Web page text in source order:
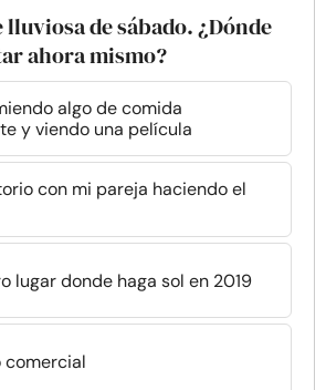
lluviosa de sábado. ¿Dónde
ahora mismo?
algo de comida
y viendo una película
con mi pareja haciendo el
lugar donde haga sol en 2019
comercial